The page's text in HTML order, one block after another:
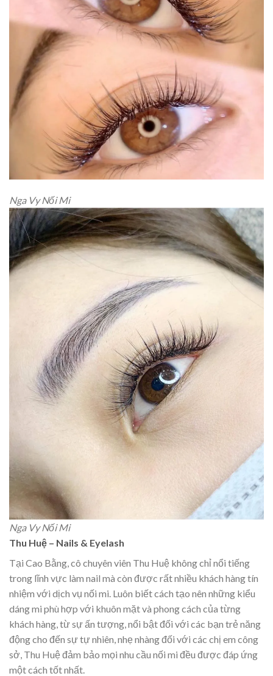
Nga Vy Nối Mi
Nga Vy Nối Mi
Thu Huệ – Nails & Eyelash
Tại Cao Bằng, cô chuyên viên Thu Huệ không chỉ nổi tiếng
trong lĩnh vực làm nail mà còn được rất nhiều khách hàng tín
nhiệm với dịch vụ nối mi. Luôn biết cách tạo nên những kiểu
dáng mi phù hợp với khuôn mặt và phong cách của từng
khách hàng, từ sự ấn tượng, nổi bật đối với các bạn trẻ năng
động cho đến sự tự nhiên, nhẹ nhàng đối với các chị em công
sở, Thu Huệ đảm bảo mọi nhu cầu nối mi đều được đáp ứng
một cách tốt nhất.